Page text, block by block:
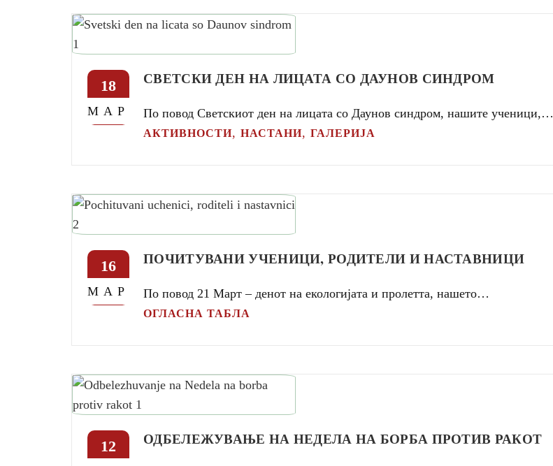
18
МАР
СВЕТСКИ ДЕН НА ЛИЦАТА СО ДАУНОВ СИНДРОМ
По повод Светскиот ден на лицата со Даунов синдром, нашите ученици,…
АКТИВНОСТИ, НАСТАНИ, ГАЛЕРИЈА
16
МАР
ПОЧИТУВАНИ УЧЕНИЦИ, РОДИТЕЛИ И НАСТАВНИЦИ
По повод 21 Март – денот на екологијата и пролетта, нашето…
ОГЛАСНА ТАБЛА
12 ОДБЕЛЕЖУВАЊЕ НА НЕДЕЛА НА БОРБА ПРОТИВ РАКОТ